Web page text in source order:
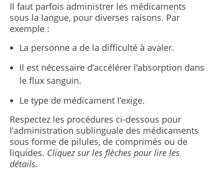
Il faut parfois administrer les médicaments
sous la langue, pour diverses raisons. Par
exemple :
La personne a de la difficulté à avaler.
Il est nécessaire d’accélérer l’absorption dans
le flux sanguin.
Le type de médicament l’exige.
Respectez les procédures ci-dessous pour
l’administration sublinguale des médicaments
sous forme de pilules, de comprimés ou de
liquides. Cliquez sur les flèches pour lire les
détails.